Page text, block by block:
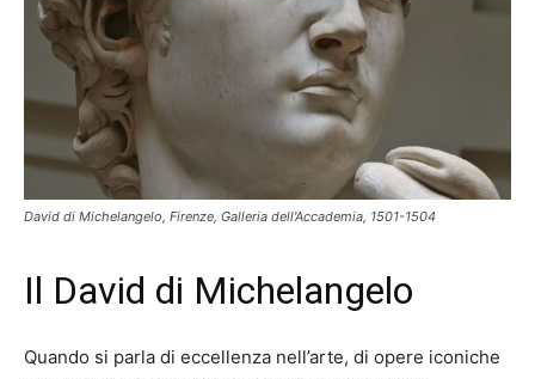
David di Michelangelo, Firenze, Galleria dell'Accademia, 1501-1504
Il David di Michelangelo
Quando si parla di eccellenza nell’arte, di opere iconiche